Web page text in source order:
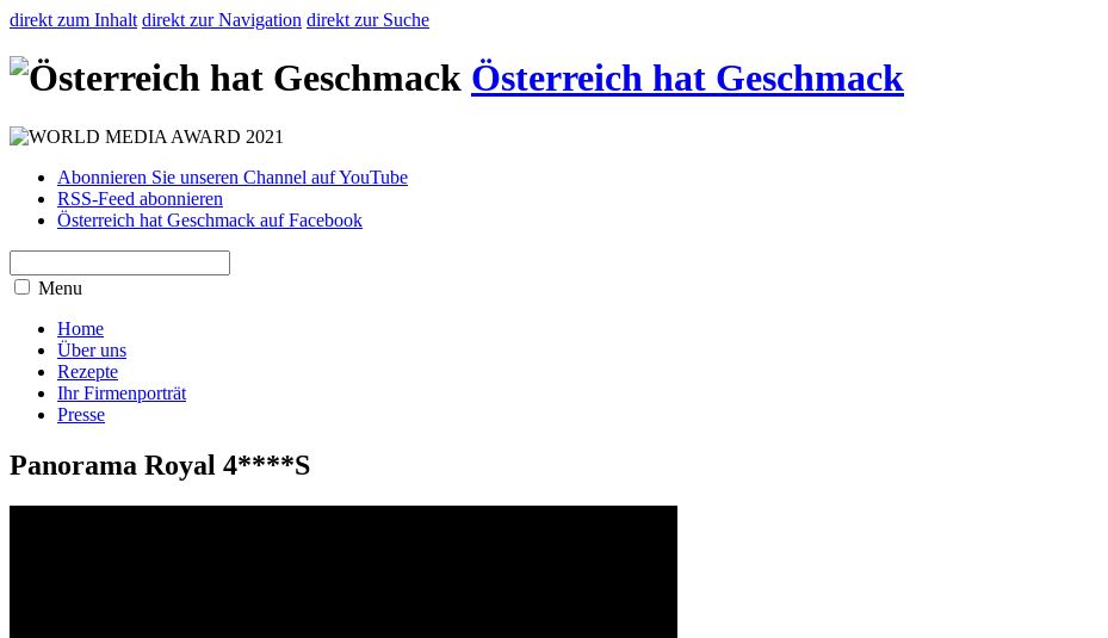
direkt zum Inhalt direkt zur Navigation direkt zur Suche
Österreich hat Geschmack
Abonnieren Sie unseren Channel auf YouTube
RSS-Feed abonnieren
Österreich hat Geschmack auf Facebook
Menu
Home
Über uns
Rezepte
Ihr Firmenporträt
Presse
Panorama Royal 4****S